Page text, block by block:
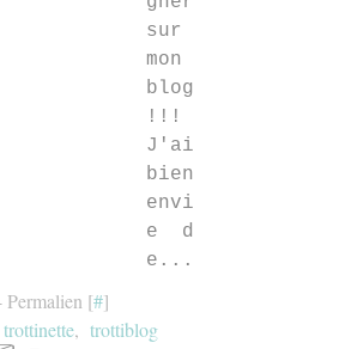
sur
mon
blog
!!!
J'ai
bien
envi
e d
e...
Permalien [#]
trottinette, trottiblog